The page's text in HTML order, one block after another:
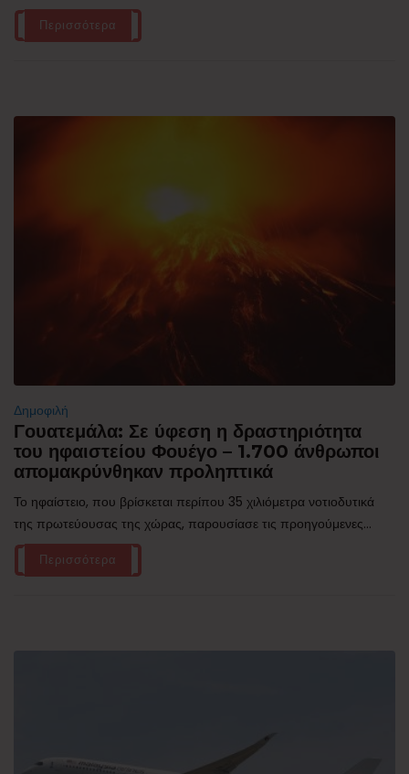
Περισσότερα
Δημοφιλή
Γουατεμάλα: Σε ύφεση η δραστηριότητα
του ηφαιστείου Φουέγο – 1.700 άνθρωποι
απομακρύνθηκαν προληπτικά
Το ηφαίστειο, που βρίσκεται περίπου 35 χιλιόμετρα νοτιοδυτικά
της πρωτεύουσας της χώρας, παρουσίασε τις προηγούμενες...
Περισσότερα